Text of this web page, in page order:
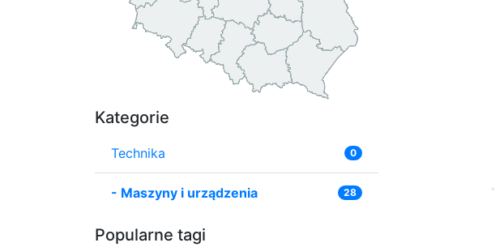
Kategorie
Technika 0
- Maszyny i urządzenia 28
Popularne tagi